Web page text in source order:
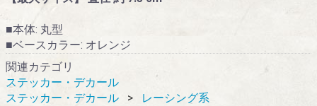
■本体: 丸型
■ベースカラー: オレンジ
関連カテゴリ
ステッカー・デカール
ステッカー・デカール
レーシング系